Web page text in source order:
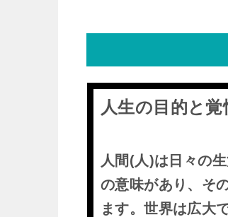
人生の目的と覚
人間(人)は日々の
の意味があり、そ
ます。世界は広大